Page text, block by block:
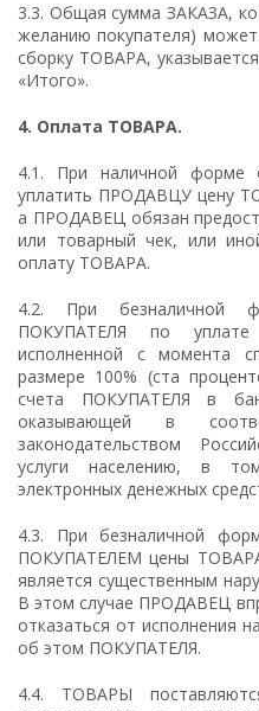
3.3. Общая сумма ЗАКАЗА,
желанию покупателя)
сборку ТОВАРА,
«Итого».
4. Оплата ТОВАРА.
4.1. При наличной форме
уплатить ПРОДАВЦУ цену
а ПРОДАВЕЦ обязан
или товарный чек, или
оплату ТОВАРА.
4.2. При безналичной
ПОКУПАТЕЛЯ по
исполненной с момента
размере 100% (ста
счета ПОКУПАТЕЛЯ в
оказывающей в
законодательством
услуги населению, в
электронных денежных
4.3. При безналичной
ПОКУПАТЕЛЕМ цены
является существенным
В этом случае ПРОДАВЕЦ
отказаться от исполнения
об этом ПОКУПАТЕЛЯ.
4.4. ТОВАРЫ